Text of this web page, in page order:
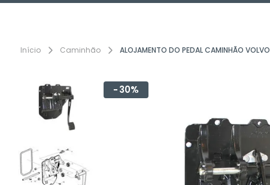
Caminhão ALOJAMENTO DO PEDAL CAMINHÃO VOLVO
30%
5º defletor
7 interruptor
º tacografo